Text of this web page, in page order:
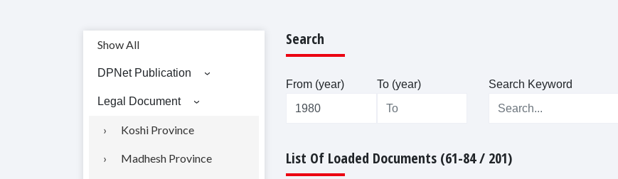
Show All
DPNet Publication
Legal Document
Koshi Province
Madhesh Province
Search
From (year) To (year) Search Keyword
List Of Loaded Documents (61-84 / 201)